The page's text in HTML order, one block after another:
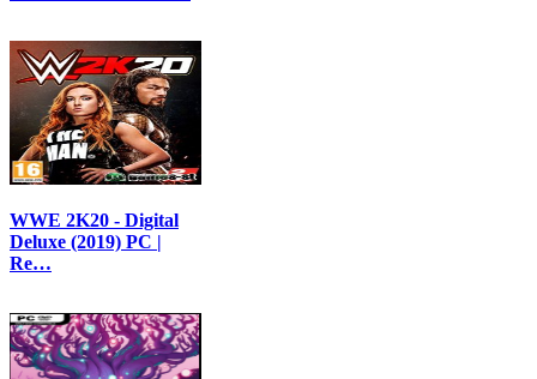
WWE 2K20 - Digital
Deluxe (2019) PC |
Re…